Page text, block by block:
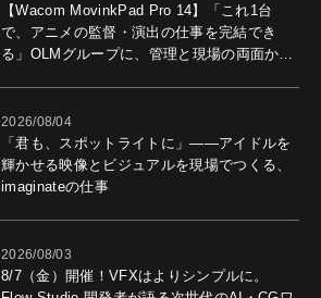
【Wacom MovinkPad Pro 14】「これ1台
で、アニメの監督・演出の仕事を完結でき
る」OLMグループに、管理と現場の両面から
2026/08/04
「君も、スポットライトに」――アイドルを
輝かせる映像とビジュアルを現場でつくる、
imaginateの仕事
2026/08/03
8/7（金）開催！VFXはよりシンプルに。